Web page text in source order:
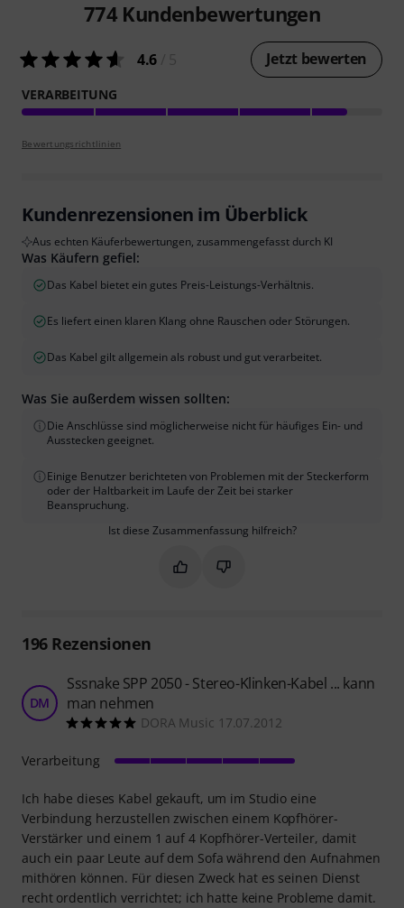
774 Kundenbewertungen
4.6 Jetzt bewerten
VERARBEITUNG
Bewertungsrichtlinien
Kundenrezensionen im Überblick
Aus echten Käuferbewertungen, zusammengefasst durch KI
Was Käufern gefiel:
Das Kabel bietet ein gutes Preis-Leistungs-Verhältnis.
Es liefert einen klaren Klang ohne Rauschen oder Störungen.
Das Kabel gilt allgemein als robust und gut verarbeitet.
Was Sie außerdem wissen sollten:
Die Anschlüsse sind möglicherweise nicht für häufiges Ein- und
Ausstecken geeignet.
Einige Benutzer berichteten von Problemen mit der Steckerform
oder der Haltbarkeit im Laufe der Zeit bei starker
Beanspruchung.
Ist diese Zusammenfassung hilfreich?
Markieren Sie diese
Markieren Sie diese
196Rezensionen
DM
Sssnake SPP 2050 - Stereo-Klinken-Kabel ... kann
man nehmen
DORA Music 17.07.2012
Ich habe dieses Kabel gekauft, um im Studio eine
Verbindung herzustellen zwischen einem Kopfhörer-
Verstärker und einem 1 auf 4 Kopfhörer-Verteiler, damit
auch ein paar Leute auf dem Sofa während den Aufnahmen
mithören können. Für diesen Zweck hat es seinen Dienst
recht ordentlich verrichtet; ich hatte keine Probleme damit.
Verarbeitung